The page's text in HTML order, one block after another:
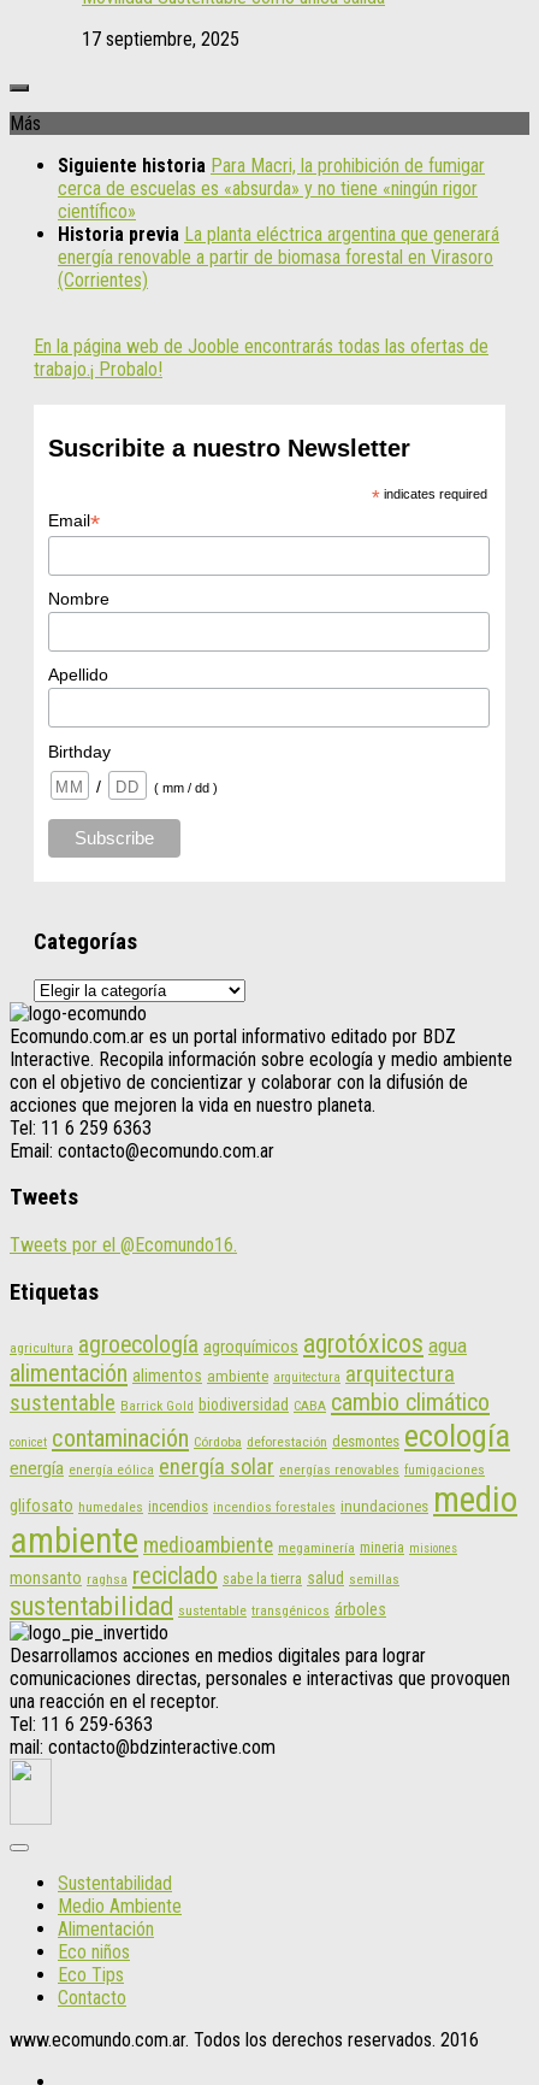
17 septiembre, 2025
Más
Siguiente historia Para Macri, la prohibición de fumigar
cerca de escuelas es «absurda» y no tiene «ningún rigor
científico»
Historia previa La planta eléctrica argentina que generará
energía renovable a partir de biomasa forestal en Virasoro
(Corrientes)
En la página web de Jooble encontrarás todas las ofertas de
trabajo.¡ Probalo!
Suscribite a nuestro Newsletter
*indicates required
Email*
Nombre
Apellido
Birthday
/
( mm / dd )
Categorías
Categorías
Ecomundo.com.ar es un portal informativo editado por BDZ
Interactive. Recopila información sobre ecología y medio ambiente
con el objetivo de concientizar y colaborar con la difusión de
acciones que mejoren la vida en nuestro planeta.
Tel: 11 6 259 6363
Email: contacto@ecomundo.com.ar
Tweets
Tweets por el @Ecomundo16.
Etiquetas
agricultura agroecología agroquímicos agrotóxicos agua
alimentación alimentos ambiente arquitectura arquitectura
sustentable Barrick Gold biodiversidad CABA cambio climático
conicet contaminación Córdoba deforestación desmontes ecología
energía energía eólica energía solar energías renovables fumigaciones
glifosato humedales incendios incendios forestales inundaciones medio
ambiente medioambiente megaminería mineria misiones
monsanto raghsa reciclado sabe la tierra salud semillas
sustentabilidad sustentable transgénicos árboles
Desarrollamos acciones en medios digitales para lograr
comunicaciones directas, personales e interactivas que provoquen
una reacción en el receptor.
Tel: 11 6 259-6363
mail: contacto@bdzinteractive.com
Sustentabilidad
Medio Ambiente
Alimentación
Eco niños
Eco Tips
Contacto
www.ecomundo.com.ar. Todos los derechos reservados. 2016